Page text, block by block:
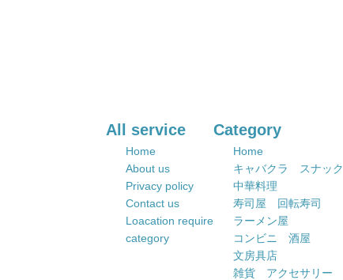
All service
Home
About us
Privacy policy
Contact us
Loacation require
category
Category
Home
キャバクラ スナック
中華料理
寿司屋 回転寿司
ラーメン屋
コンビニ 酒屋
文房具店
雑貨 アクセサリー